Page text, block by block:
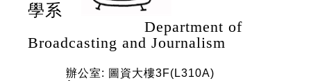
學系
Department of
Broadcasting and Journalism
辦公室: 圖資大樓3F(L310A)